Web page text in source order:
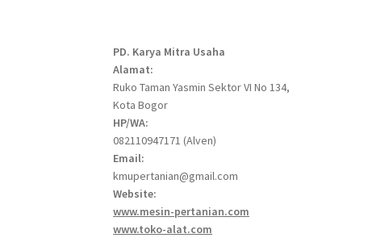
PD. Karya Mitra Usaha
Alamat:
Ruko Taman Yasmin Sektor VI No 134,
Kota Bogor
HP/WA:
082110947171 (Alven)
Email:
kmupertanian@gmail.com
Website:
www.mesin-pertanian.com
www.toko-alat.com